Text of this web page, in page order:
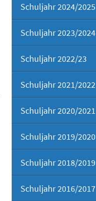
Schuljahr 2024/2025
Schuljahr 2023/2024
Schuljahr 2022/23
Schuljahr 2021/2022
Schuljahr 2020/2021
Schuljahr 2019/2020
Schuljahr 2018/2019
Schuljahr 2016/2017